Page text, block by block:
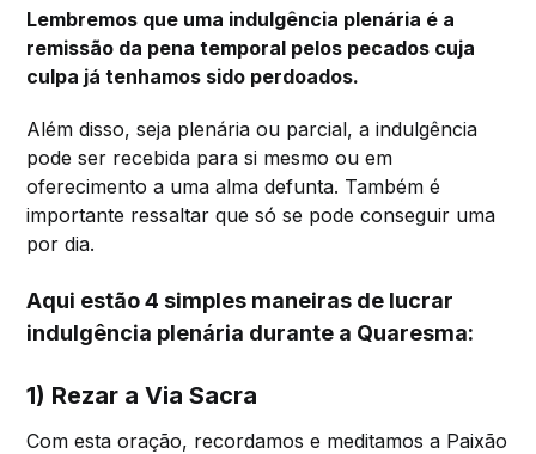
Lembremos que uma indulgência plenária é a
remissão da pena temporal pelos pecados cuja
culpa já tenhamos sido perdoados.
Além disso, seja plenária ou parcial, a indulgência
pode ser recebida para si mesmo ou em
oferecimento a uma alma defunta. Também é
importante ressaltar que só se pode conseguir uma
por dia.
Aqui estão 4 simples maneiras de lucrar
indulgência plenária durante a Quaresma:
1) Rezar a Via Sacra
Com esta oração, recordamos e meditamos a Paixão